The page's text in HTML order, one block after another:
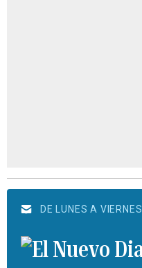
DE LUNES A VIERNES